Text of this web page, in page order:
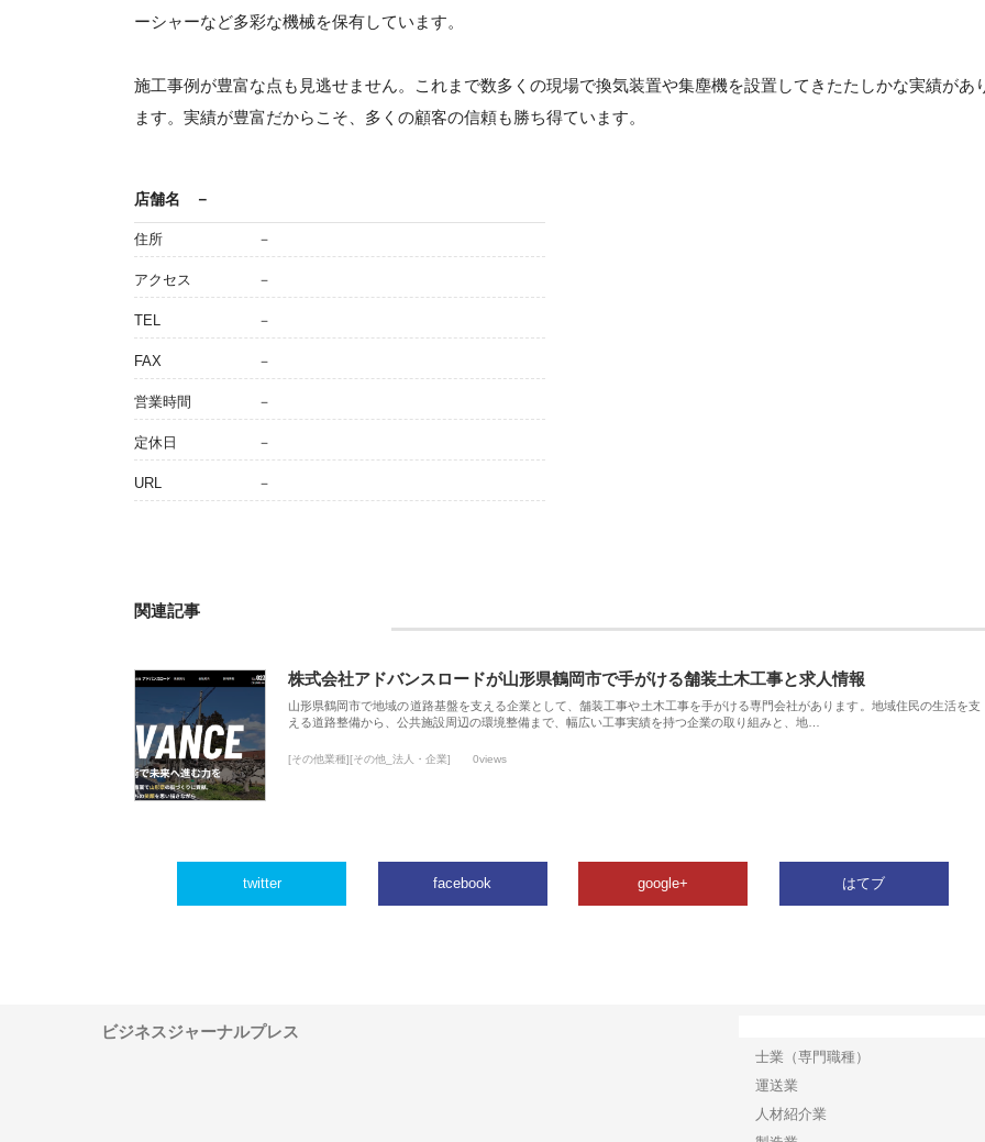
ーシャーなど多彩な機械を保有しています。
施工事例が豊富な点も見逃せません。これまで数多くの現場で換気装置や集塵機を設置してきたたしかな実績があ
ます。実績が豊富だからこそ、多くの顧客の信頼も勝ち得ています。
店舗名 －
住所 －
アクセス －
TEL －
FAX －
営業時間 －
定休日 －
URL －
関連記事
株式会社アドバンスロードが山形県鶴岡市で手がける舗装土木工事と求人情報
山形県鶴岡市で地域の道路基盤を支える企業として、舗装工事や土木工事を手がける専門会社があります。地域住民の生活を支
える道路整備から、公共施設周辺の環境整備まで、幅広い工事実績を持つ企業の取り組みと、地…
[その他業種][その他_法人・企業] 0views
twitter facebook google+ はてブ
ビジネスジャーナルプレス
士業（専門職種）
運送業
人材紹介業